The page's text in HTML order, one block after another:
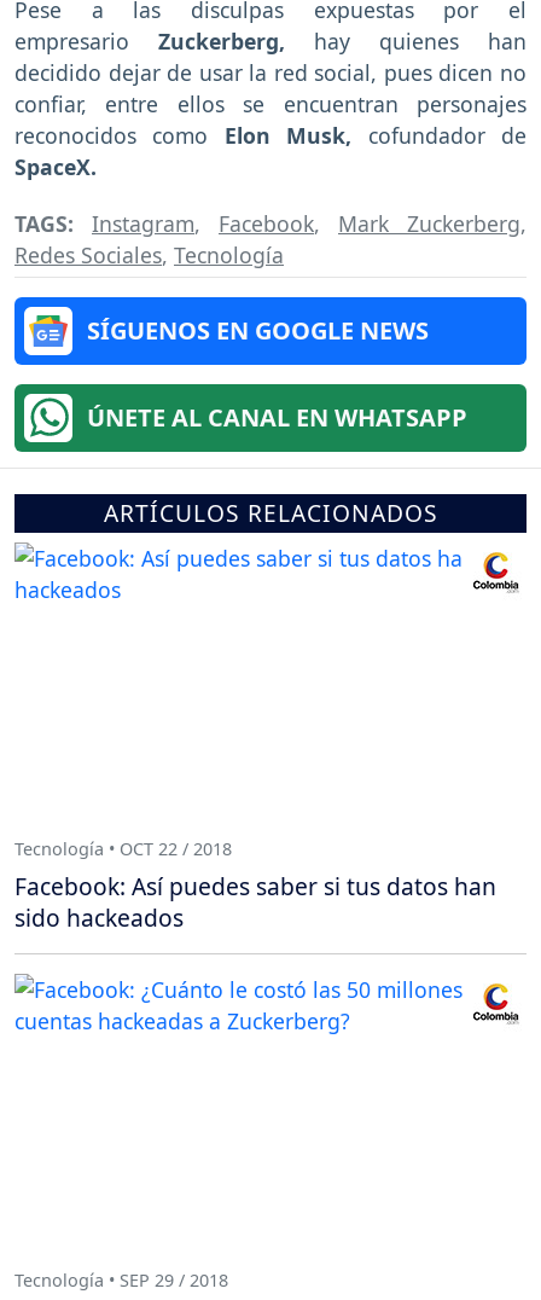
Pese a las disculpas expuestas por el
empresario Zuckerberg, hay quienes han
decidido dejar de usar la red social, pues dicen no
confiar, entre ellos se encuentran personajes
reconocidos como Elon Musk, cofundador de
SpaceX.
TAGS: Instagram, Facebook, Mark Zuckerberg,
Redes Sociales, Tecnología
SÍGUENOS EN GOOGLE NEWS
ÚNETE AL CANAL EN WHATSAPP
ARTÍCULOS RELACIONADOS
Tecnología • OCT 22 / 2018
Facebook: Así puedes saber si tus datos han
sido hackeados
Tecnología • SEP 29 / 2018